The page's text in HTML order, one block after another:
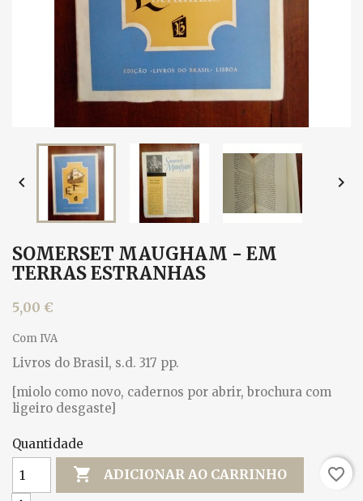
 
SOMERSET MAUGHAM - EM
TERRAS ESTRANHAS
5,00 €
Com IVA
Livros do Brasil, s.d. 317 pp.
[miolo como novo, cadernos por abrir, brochura com
ligeiro desgaste]
Quantidade
 ADICIONAR AO CARRINHO favorite_border